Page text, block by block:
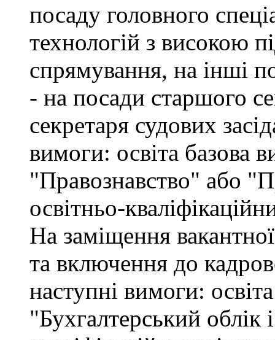
посаду головного
технологій з високою
спрямування, на інші
- на посади старшого
секретаря судових
вимоги: освіта базова
"Правознавство" або
освітньо-
На заміщення
та включення до
наступні вимоги:
"Бухгалтерський облік